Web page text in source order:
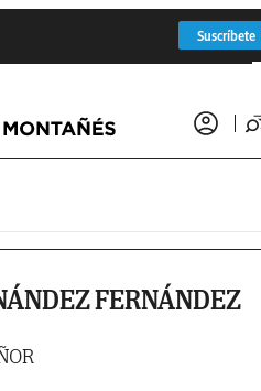
Suscríbete
FERNÁNDEZ